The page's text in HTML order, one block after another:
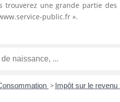
trouverez une grande partie
public.fr ».
> Impôt sur le